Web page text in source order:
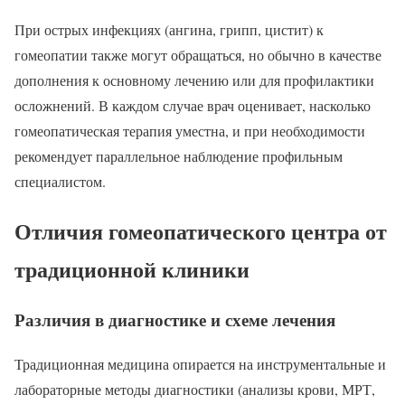
При острых инфекциях (ангина, грипп, цистит) к
гомеопатии также могут обращаться, но обычно в качестве
дополнения к основному лечению или для профилактики
осложнений. В каждом случае врач оценивает, насколько
гомеопатическая терапия уместна, и при необходимости
рекомендует параллельное наблюдение профильным
специалистом.
Отличия гомеопатического центра от
традиционной клиники
Различия в диагностике и схеме лечения
Традиционная медицина опирается на инструментальные и
лабораторные методы диагностики (анализы крови, МРТ,